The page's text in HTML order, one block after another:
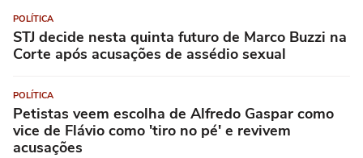
POLÍTICA
STJ decide nesta quinta futuro de Marco Buzzi na
Corte após acusações de assédio sexual
POLÍTICA
Petistas veem escolha de Alfredo Gaspar como
vice de Flávio como 'tiro no pé' e revivem
acusações